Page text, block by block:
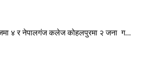
४ र नेपालगंज कलेज कोहलपुरमा २ जना ग...